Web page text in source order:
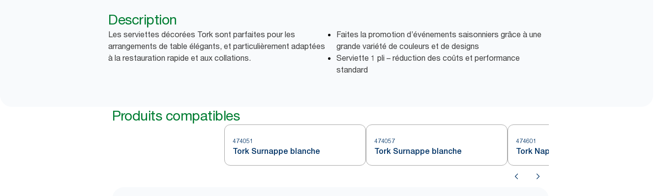
Description
Les serviettes décorées Tork sont parfaites pour les
arrangements de table élégants, et particulièrement adaptées
à la restauration rapide et aux collations.
Faites la promotion d’événements saisonniers grâce à une
grande variété de couleurs et de designs
Serviette 1 pli – réduction des coûts et performance
standard
Produits compatibles
474051
Tork Surnappe blanche
474057
Tork Surnappe blanche
474601
Tork Nappe Rouleau blanc